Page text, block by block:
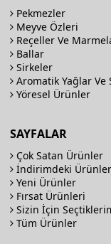
Pekmezler
Meyve Özleri
Reçeller Ve
Ballar
Sirkeler
Aromatik Yağlar Ve
Yöresel Ürünler
SAYFALAR
Çok Satan Ürünler
İndirimdeki Ürünler
Yeni Ürünler
Fırsat Ürünleri
Sizin İçin
Tüm Ürünler